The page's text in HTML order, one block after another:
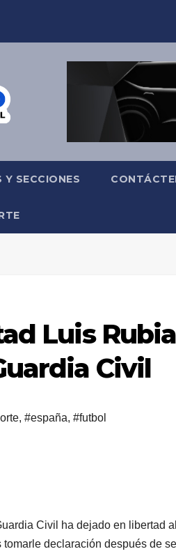
Y SECCIONES
Luis
Civil
, #españa, #futbol
Civil ha dejado en libertad
declaración después de